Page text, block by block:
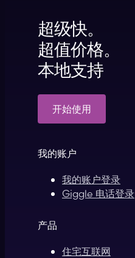
超级快。
超值价格。
本地支持
开始使用
我的账户
我的账户登录
Giggle 电话登录
产品
住宅互联网